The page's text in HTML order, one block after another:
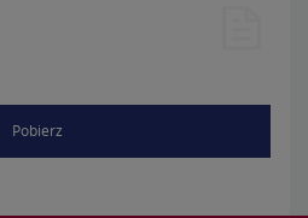
Pobierz